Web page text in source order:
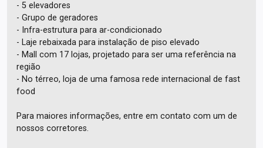
- 5 elevadores
- Grupo de geradores
- Infra-estrutura para ar-condicionado
- Laje rebaixada para instalação de piso elevado
- Mall com 17 lojas, projetado para ser uma referência na
região
- No térreo, loja de uma famosa rede internacional de fast
food
Para maiores informações, entre em contato com um de
nossos corretores.